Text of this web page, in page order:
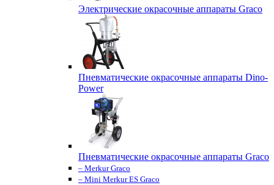
Электрические окрасочные аппараты Graco
Пневматические окрасочные аппараты Dino-
Power
Пневматические окрасочные аппараты Graco
– Merkur Graco
– Mini Merkur ES Graco